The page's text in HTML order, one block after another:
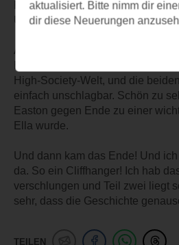
Reibereien, das gegenseitige
Und wenn sie sich dann doch mal
Auch die Freundschaft zu Valerie
High-Society-Welt, und die
einfach unschlagbar. Schön zu
Easton gegen Ende zu einer
Ella wurde.
Und dann kam das Ende! Und
da. So ein Cliffhanger! Ich hab
verschlungen und Teil zwei liegt
sehr, dass die Geschichte
TEILEN
aktualisiert. Bitte nimm dir
dir diese Neuerungen